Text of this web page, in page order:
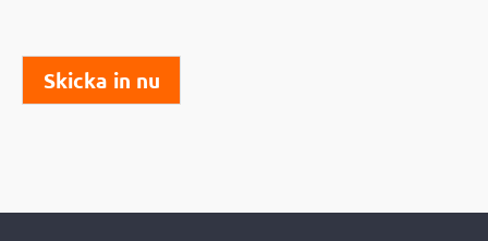
Skicka in nu